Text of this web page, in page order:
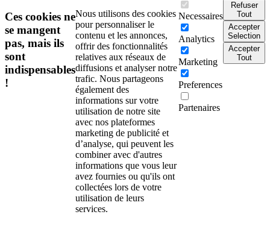
Ces cookies ne
se mangent
pas, mais ils
sont
indispensables
!
Nous utilisons des cookies
pour personnaliser le
contenu et les annonces,
offrir des fonctionnalités
relatives aux réseaux de
diffusions et analyser notre
trafic. Nous partageons
également des
informations sur votre
utilisation de notre site
avec nos plateformes
marketing de publicité et
d’analyse, qui peuvent les
combiner avec d'autres
informations que vous leur
avez fournies ou qu'ils ont
collectées lors de votre
utilisation de leurs
services.
Necessaires
Analytics
Marketing
Preferences
Partenaires
Refuser
Tout
Accepter
Selection
Accepter
Tout